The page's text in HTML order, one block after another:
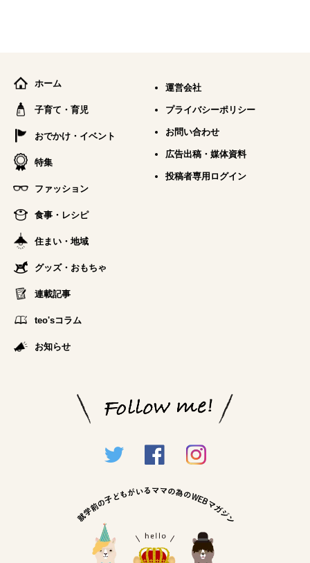
ホーム
子育て・育児
おでかけ・イベント
特集
ファッション
食事・レシピ
住まい・地域
グッズ・おもちゃ
連載記事
teo'sコラム
お知らせ
運営会社
プライバシーポリシー
お問い合わせ
広告出稿・媒体資料
投稿者専用ログイン